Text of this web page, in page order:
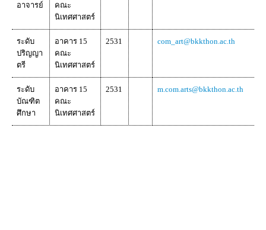
อาจารย์
คณะ
นิเทศศาสตร์
ระดับ
ปริญญา
ตรี
อาคาร 15
คณะ
นิเทศศาสตร์
2531 com_art@bkkthon.ac.th
ระดับ
บัณฑิต
ศึกษา
อาคาร 15
คณะ
นิเทศศาสตร์
2531 m.com.arts@bkkthon.ac.th